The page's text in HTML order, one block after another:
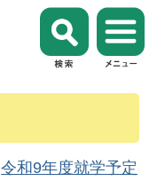
令和9年度就学予定